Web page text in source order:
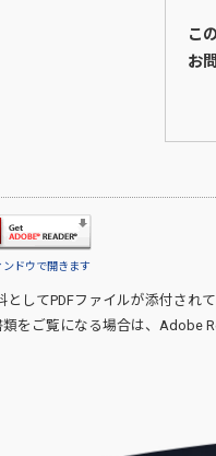
こ
お
ンドウで開きます
してPDFファイルが添付されて
類をご覧になる場合は、 Adobe